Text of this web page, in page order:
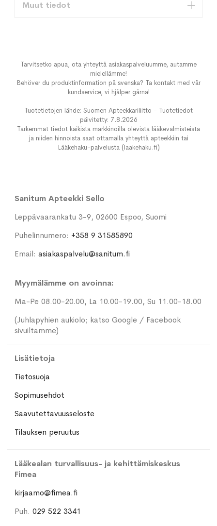
Muut tiedot
Tarvitsetko apua, ota yhteyttä asiakaspalveluumme, autamme
mielellämme!
Behöver du produktinformation på svenska? Ta kontakt med vår
kundservice, vi hjälper gärna!
Tuotetietojen lähde: Suomen Apteekkariliitto - Tuotetiedot
päivitetty: 7.8.2026
Tarkemmat tiedot kaikista markkinoilla olevista lääkevalmisteista
ja niiden hinnoista saat ottamalla yhteyttä apteekkiin tai
Lääkehaku-palvelusta (laakehaku.fi)
Sanitum Apteekki Sello
Leppävaarankatu 3-9, 02600 Espoo, Suomi
Puhelinnumero: +358 9 31585890
Email: asiakaspalvelu@sanitum.fi
Myymälämme on avoinna:
Ma-Pe 08.00-20.00, La 10.00-19.00, Su 11.00-18.00
(Juhlapyhien aukiolo; katso Google / Facebook
sivuiltamme)
Lisätietoja
Tietosuoja
Sopimusehdot
Saavutettavuusseloste
Tilauksen peruutus
Lääkealan turvallisuus- ja kehittämiskeskus
Fimea
kirjaamo@fimea.fi
Puh. 029 522 3341